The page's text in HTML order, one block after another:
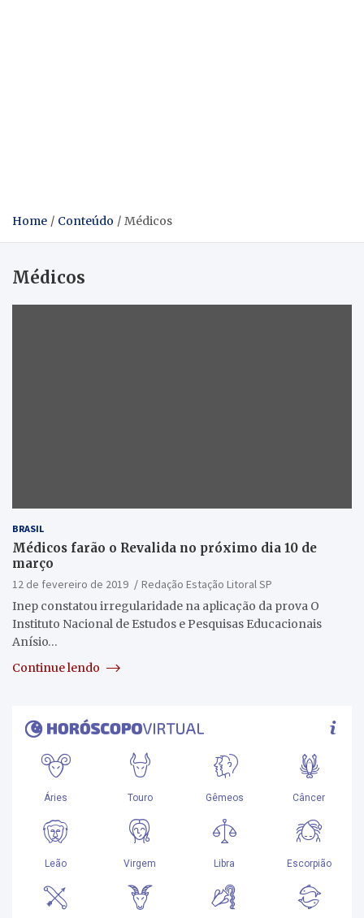
Home Conteúdo Médicos
Médicos
BRASIL
Médicos farão o Revalida no próximo dia 10 de
março
12 de fevereiro de 2019
Redação Estação Litoral SP
Inep constatou irregularidade na aplicação da prova O
Instituto Nacional de Estudos e Pesquisas Educacionais
Anísio…
Continue lendo